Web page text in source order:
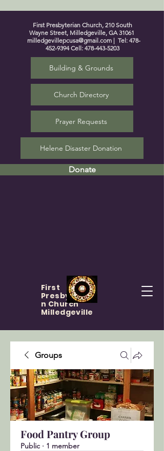
First Presbyterian Church, 210 South
Wayne Street, Milledgeville, GA 31061
milledgevillepcusa@gmail.com | Tel: 478-
452-9394Cell: 478-443-5203
Building & Grounds
Church Directory
Prayer Requests
Helene Disaster Donation
Donate
First
Presbyteria
n Church
Milledgeville
Groups
Food Pantry Group
Public · 1 member